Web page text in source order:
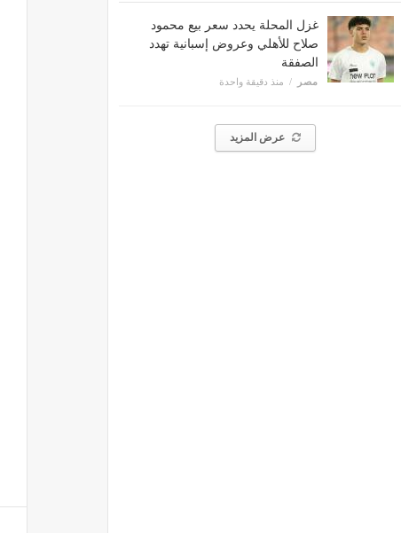
غزل المحلة يحدد سعر بيع محمود
صلاح للأهلي وعروض إسبانية تهدد
الصفقة
مصر منذ دقيقة واحدة
عرض المزيد